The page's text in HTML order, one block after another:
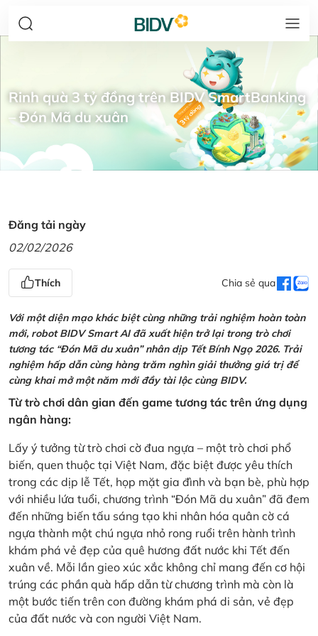
Rinh quà 3 tỷ đồng trên BIDV SmartBanking
– Đón Mã du xuân
Đăng tải ngày
02/02/2026
Thích Chia sẻ qua
Với một diện mạo khác biệt cùng những trải nghiệm hoàn toàn
mới, robot BIDV Smart AI đã xuất hiện trở lại trong trò chơi
tương tác “Đón Mã du xuân” nhân dịp Tết Bính Ngọ 2026. Trải
nghiệm hấp dẫn cùng hàng trăm nghìn giải thưởng giá trị để
cùng khai mở một năm mới đầy tài lộc cùng BIDV.
Từ trò chơi dân gian đến game tương tác trên ứng dụng
ngân hàng:
Lấy ý tưởng từ trò chơi cờ đua ngựa – một trò chơi phổ
biến, quen thuộc tại Việt Nam, đặc biệt được yêu thích
trong các dịp lễ Tết, họp mặt gia đình và bạn bè, phù hợp
với nhiều lứa tuổi, chương trình “Đón Mã du xuân” đã đem
đến những biến tấu sáng tạo khi nhân hóa quân cờ cá
ngựa thành một chú ngựa nhỏ rong ruổi trên hành trình
khám phá vẻ đẹp của quê hương đất nước khi Tết đến
xuân về. Mỗi lần gieo xúc xắc không chỉ mang đến cơ hội
trúng các phần quà hấp dẫn từ chương trình mà còn là
một bước tiến trên con đường khám phá di sản, vẻ đẹp
của đất nước và con người Việt Nam.